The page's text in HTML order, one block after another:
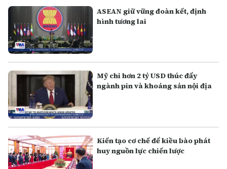
ASEAN giữ vững đoàn kết, định
hình tương lai
Mỹ chi hơn 2 tỷ USD thúc đẩy
ngành pin và khoáng sản nội địa
Kiến tạo cơ chế để kiều bào phát
huy nguồn lực chiến lược